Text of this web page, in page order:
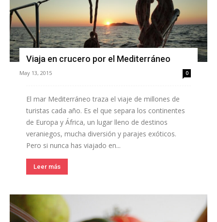
Viaja en crucero por el Mediterráneo
May 13, 2015 0
El mar Mediterráneo traza el viaje de millones de
turistas cada año. Es el que separa los continentes
de Europa y África, un lugar lleno de destinos
veraniegos, mucha diversión y parajes exóticos.
Pero si nunca has viajado en...
Leer más